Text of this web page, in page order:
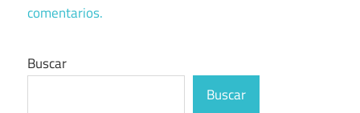
comentarios.
Buscar
Buscar